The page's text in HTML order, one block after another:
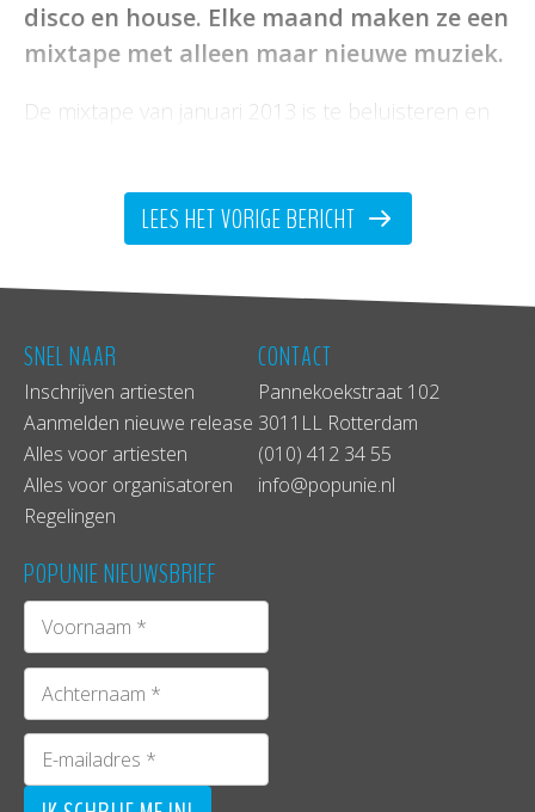
disco en house. Elke maand maken ze een
mixtape met alleen maar nieuwe muziek.
De mixtape van januari 2013 is te beluisteren en
Tracklist
1. Lane 8 // Every Night
2. Rambla Boys ft. Stee Downes // Rock Solid
3. The C90’s // We’ve Got Love
4. Lancelot // Higher Ground
5. Clancy // How To Hold On To You
6. Disclosure ft. Aluna George // White Noise
7. Adrian Barron // Float
8. Benoit & Sergio // Bridge So Far
9. Tensnake // Mainline
10. Foals // My Number (Totally Enormous Extinct
LEES HET VORIGE BERICHT
SNEL NAAR
Inschrijven artiesten
Aanmelden nieuwe release
Alles voor artiesten
Alles voor organisatoren
Regelingen
CONTACT
Pannekoekstraat 102
3011LL Rotterdam
(010) 412 34 55
info@popunie.nl
POPUNIE NIEUWSBRIEF